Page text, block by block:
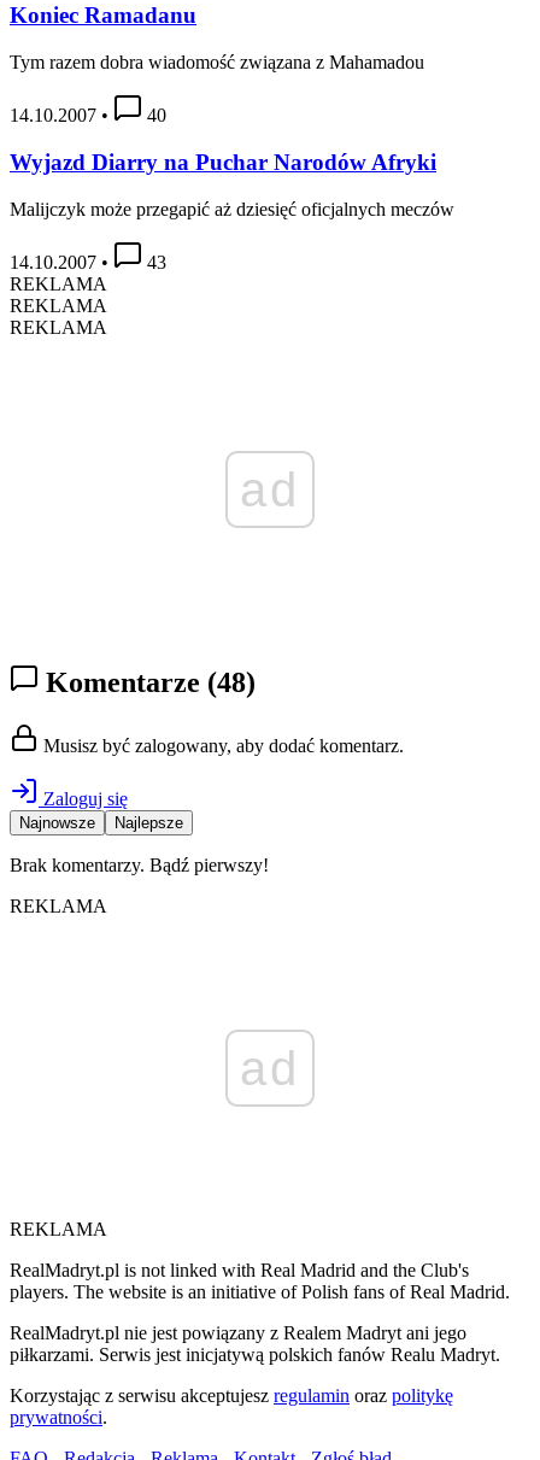
Koniec Ramadanu
Tym razem dobra wiadomość związana z Mahamadou
14.10.2007 • 40
Wyjazd Diarry na Puchar Narodów Afryki
Malijczyk może przegapić aż dziesięć oficjalnych meczów
14.10.2007 •
43
REKLAMA
REKLAMA
REKLAMA
ad
Komentarze (48)
Musisz być zalogowany, aby dodać komentarz.
Zaloguj się
Najnowsze Najlepsze
Brak komentarzy. Bądź pierwszy!
REKLAMA
ad
REKLAMA
RealMadryt.pl is not linked with Real Madrid and the Club's
players. The website is an initiative of Polish fans of Real Madrid.
RealMadryt.pl nie jest powiązany z Realem Madryt ani jego
piłkarzami. Serwis jest inicjatywą polskich fanów Realu Madryt.
Korzystając z serwisu akceptujesz regulamin oraz politykę
prywatności.